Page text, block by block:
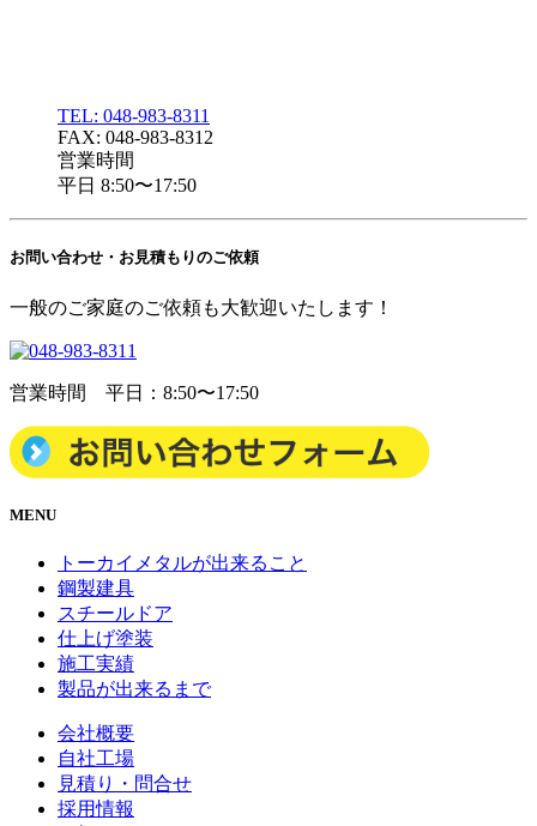
TEL: 048-983-8311
FAX: 048-983-8312
営業時間
平日 8:50〜17:50
お問い合わせ・ お見積もりのご依頼
一般のご家庭のご依頼も大歓迎いたします！
営業時間 平日：8:50〜17:50
MENU
トーカイメタルが出来ること
鋼製建具
スチールドア
仕上げ塗装
施工実績
製品が出来るまで
会社概要
自社工場
見積り・問合せ
採用情報